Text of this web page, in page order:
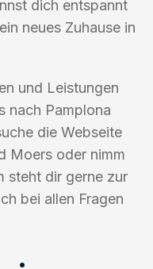
dich entspannt
neues Zuhause in
und Leistungen
nach Pamplona
die Webseite
Moers oder nimm
steht dir gerne zur
bei allen Fragen